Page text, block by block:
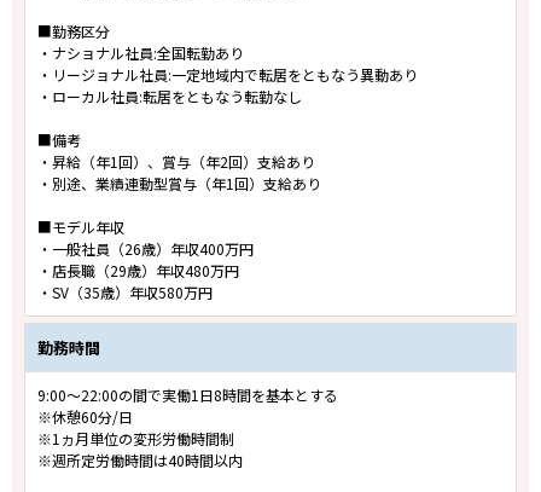
■勤務区分
・ナショナル社員:全国転勤あり
・リージョナル社員:一定地域内で転居をともなう異動あり
・ローカル社員:転居をともなう転勤なし
■備考
・昇給（年1回）、賞与（年2回）支給あり
・別途、業績連動型賞与（年1回）支給あり
■モデル年収
・一般社員（26歳）年収400万円
・店長職（29歳）年収480万円
・SV（35歳）年収580万円
勤務時間
9:00～22:00の間で実働1日8時間を基本とする
※休憩60分/日
※1ヵ月単位の変形労働時間制
※週所定労働時間は40時間以内